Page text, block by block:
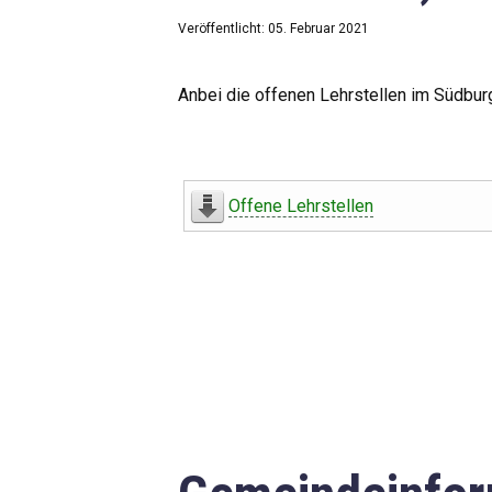
Veröffentlicht: 05. Februar 2021
Anbei die offenen Lehrstellen im
Offene Lehrstellen